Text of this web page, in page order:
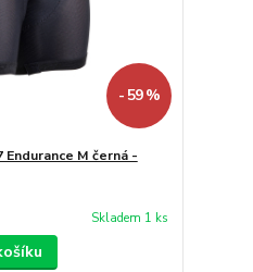
- 59 %
M černá -
Skladem 1 ks